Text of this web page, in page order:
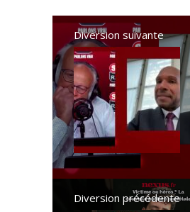
Diversion suivante
Diversion précédente